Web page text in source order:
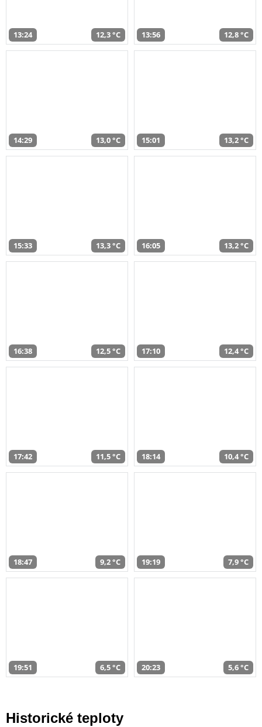
13:24 12,3 °C 13:56 12,8 °C
14:29 13,0 °C 15:01 13,2 °C
15:33 13,3 °C 16:05 13,2 °C
16:38 12,5 °C 17:10 12,4 °C
17:42 11,5 °C 18:14 10,4 °C
18:47 9,2 °C 19:19 7,9 °C
19:51 6,5 °C 20:23 5,6 °C
Historické teploty